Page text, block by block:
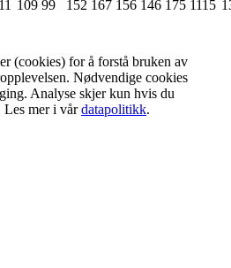
109 99 152 167 156 146 175 1115
(cookies) for å forstå bruken av
Nødvendige cookies
Analyse skjer kun hvis du
Les mer i vår datapolitikk.